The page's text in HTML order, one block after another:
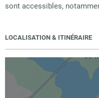
sont accessibles,
LOCALISATION & ITINÉRAIRE